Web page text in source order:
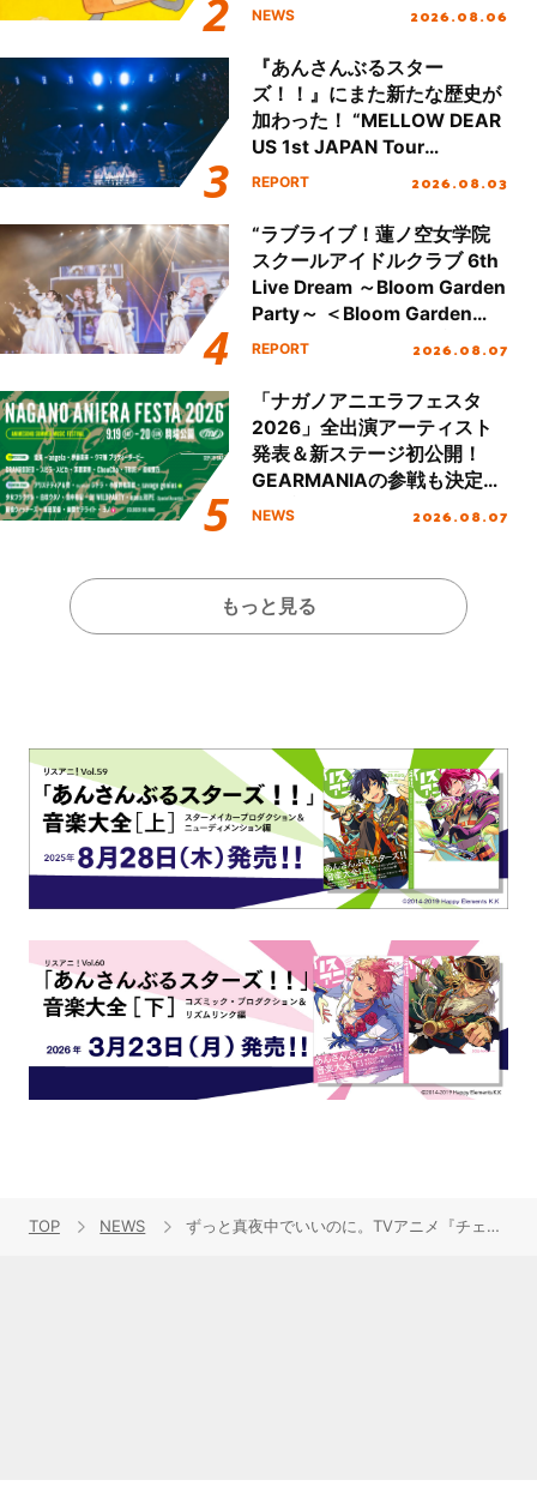
NEWS 2026.08.06
『あんさんぶるスター
ズ！！』にまた新たな歴史が
加わった！ “MELLOW DEAR
US 1st JAPAN Tour
Final「NICE to meet YOU
ート!!
REPORT 2026.08.03
“ラブライブ！蓮ノ空女学院
スクールアイドルクラブ 6th
Live Dream ～Bloom Garden
Party～ ＜Bloom Garden
Party Stage／埼玉公演＞”
REPORT 2026.08.07
「ナガノアニエラフェスタ
2026」全出演アーティスト
発表＆新ステージ初公開！
GEARMANIAの参戦も決定
し、初となる第3ステージの
NEWS 2026.08.07
もっと見る
TOP NEWS ずっと真夜中でいいのに。TVアニメ『チェンソーマン』EDテーマ「残機」MV公開！